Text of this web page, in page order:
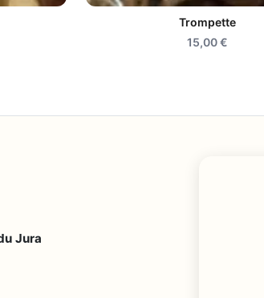
Trompette
15,00€
Jura